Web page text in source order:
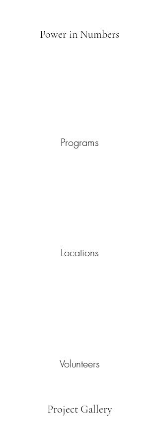
Power in Numbers
Programs
Locations
Volunteers
Project Gallery